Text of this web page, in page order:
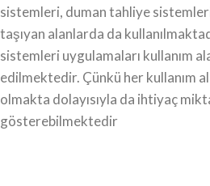
sistemleri, duman tahliye
taşıyan alanlarda da
sistemleri uygulamaları kullanım
edilmektedir. Çünkü her kullanım
olmakta dolayısıyla da ihtiyaç
gösterebilmektedir